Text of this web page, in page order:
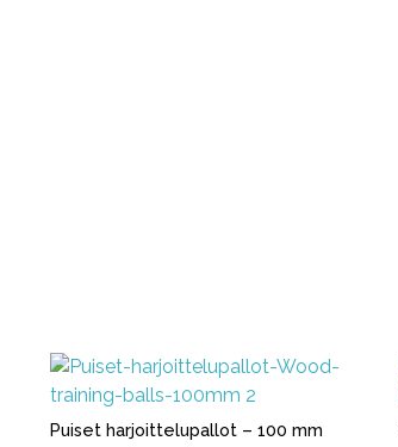
Puiset harjoittelupallot – 100 mm